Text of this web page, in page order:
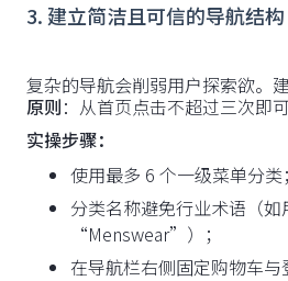
3. 建立简洁且可信的导航结构
复杂的导航会削弱用户探索欲。
原则：从首页点击不超过三次即
实操步骤：
使用最多 6 个一级菜单分类；
分类名称避免行业术语（
“Menswear”）；
在导航栏右侧固定购物车与